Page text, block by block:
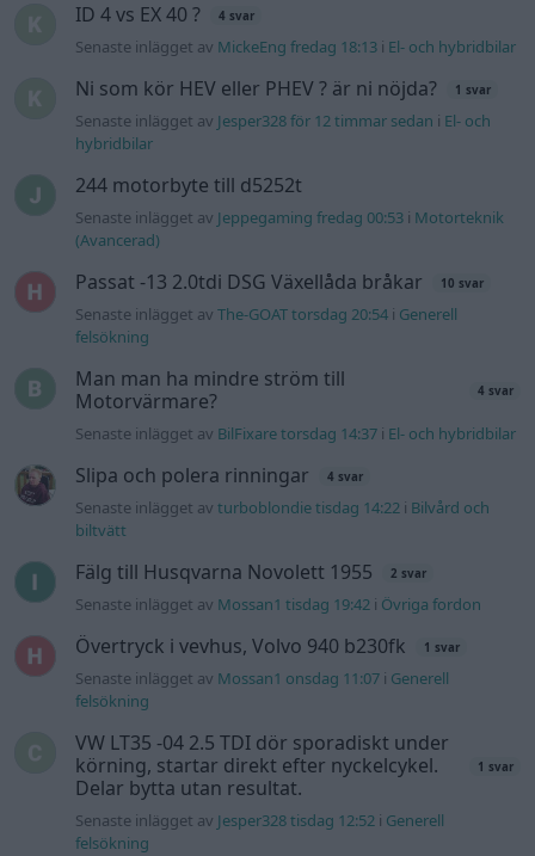
ID 4 vs EX 40 ? 4 svar
Senaste inlägget av MickeEng fredag 18:13 i El- och hybridbilar
Ni som kör HEV eller PHEV ? är ni nöjda? 1 svar
Senaste inlägget av Jesper328 för 12 timmar sedan i El- och
hybridbilar
244 motorbyte till d5252t
Senaste inlägget av Jeppegaming fredag 00:53 i Motorteknik
(Avancerad)
Passat -13 2.0tdi DSG Växellåda bråkar 10 svar
Senaste inlägget avThe-GOAT torsdag 20:54 i Generell
felsökning
Man man ha mindre ström till
Motorvärmare?
4 svar
Senaste inlägget av BilFixare torsdag 14:37 i El- och hybridbilar
Slipa och polera rinningar 4 svar
Senaste inlägget avturboblondie tisdag 14:22 i Bilvård och
biltvätt
Fälg till Husqvarna Novolett 1955 2 svar
Senaste inlägget av Mossan1 tisdag 19:42 i Övriga fordon
Övertryck i vevhus, Volvo 940 b230fk 1 svar
Senaste inlägget av Mossan1 onsdag 11:07 i Generell
felsökning
VW LT35 -04 2.5 TDI dör sporadiskt under
körning, startar direkt efter nyckelcykel.
Delar bytta utan resultat.
1 svar
Senaste inlägget av Jesper328 tisdag 12:52 i Generell
felsökning